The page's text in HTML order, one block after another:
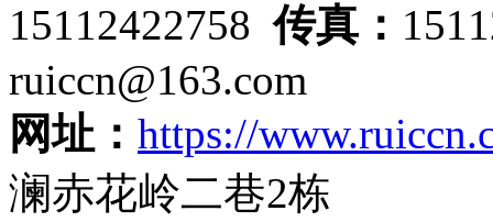
15112422758传真：
ruiccn@163.com
网址： https://
澜赤花岭二巷2栋